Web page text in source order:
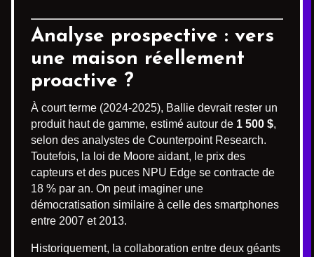
Analyse prospective : vers
une maison réellement
proactive ?
À court terme (2024-2025), Ballie devrait rester un
produit haut de gamme, estimé autour de 1 500 $,
selon des analystes de Counterpoint Research.
Toutefois, la loi de Moore aidant, le prix des
capteurs et des puces NPU Edge se contracte de
18 % par an. On peut imaginer une
démocratisation similaire à celle des smartphones
entre 2007 et 2013.
Historiquement, la collaboration entre deux géants